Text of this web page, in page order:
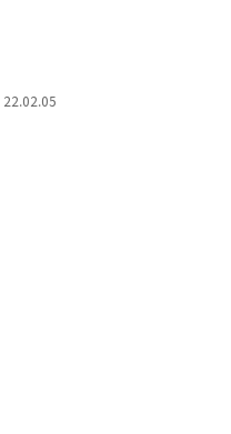
22.02.05